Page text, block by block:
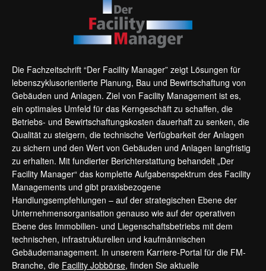
Die Fachzeitschrift “Der Facility Manager” zeigt Lösungen für
lebenszyklusorientierte Planung, Bau und Bewirtschaftung von
Gebäuden und Anlagen. Ziel von Facility Management ist es,
ein optimales Umfeld für das Kerngeschäft zu schaffen, die
Betriebs- und Bewirtschaftungskosten dauerhaft zu senken, die
Qualität zu steigern, die technische Verfügbarkeit der Anlagen
zu sichern und den Wert von Gebäuden und Anlagen langfristig
zu erhalten. Mit fundierter Berichterstattung behandelt „Der
Facility Manager“ das komplette Aufgabenspektrum des Facility
Managements und gibt praxisbezogene
Handlungsempfehlungen – auf der strategischen Ebene der
Unternehmensorganisation genauso wie auf der operativen
Ebene des Immobilien- und Liegenschaftsbetriebs mit dem
technischen, infrastrukturellen und kaufmännischen
Gebäudemanagement. In unserem Karriere-Portal für die FM-
Branche, die Facility Jobbörse, finden Sie aktuelle